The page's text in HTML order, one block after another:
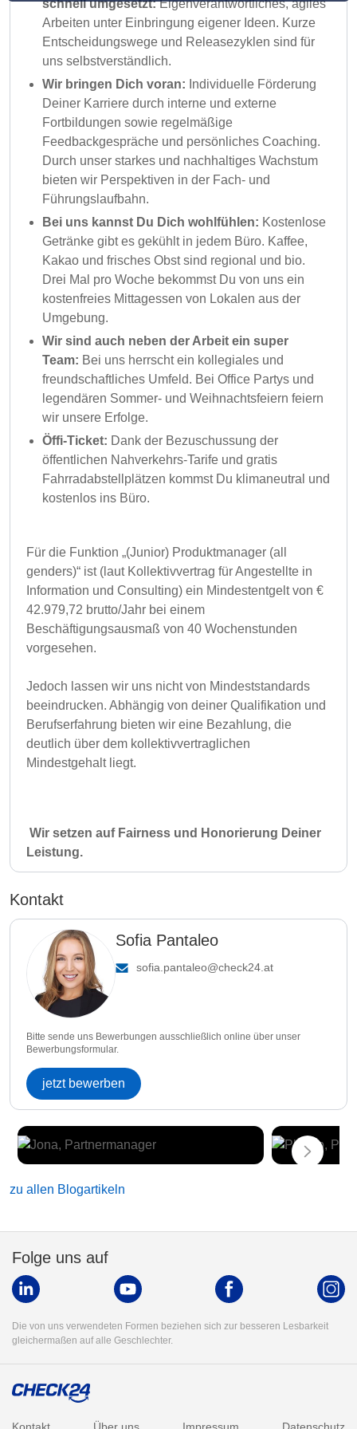
schnell umgesetzt:Eigenverantwortliches, agiles
Arbeiten unter Einbringung eigener Ideen. Kurze
Entscheidungswege und Releasezyklen sind für
uns selbstverständlich.
Wir bringen Dich voran: Individuelle Förderung
Deiner Karriere durch interne und externe
Fortbildungen sowie regelmäßige
Feedbackgespräche und persönliches Coaching.
Durch unser starkes und nachhaltiges Wachstum
bieten wir Perspektiven in der Fach- und
Führungslaufbahn.
Bei uns kannst Du Dich wohlfühlen: Kostenlose
Getränke gibt es gekühlt in jedem Büro. Kaffee,
Kakao und frisches Obst sind regional und bio.
Drei Mal pro Woche bekommst Du von uns ein
kostenfreies Mittagessen von Lokalen aus der
Umgebung.
Wir sind auch neben der Arbeit ein super
Team: Bei uns herrscht ein kollegiales und
freundschaftliches Umfeld. Bei Office Partys und
legendären Sommer- und Weihnachtsfeiern feiern
wir unsere Erfolge.
Öffi-Ticket: Dank der Bezuschussung der
öffentlichen Nahverkehrs-Tarife und gratis
Fahrradabstellplätzen kommst Du klimaneutral und
kostenlos ins Büro.
Für die Funktion „(Junior) Produktmanager (all
genders)“ ist (laut Kollektivvertrag für Angestellte in
Information und Consulting) ein Mindestentgelt von €
42.979,72 brutto/Jahr bei einem
Beschäftigungsausmaß von 40 Wochenstunden
vorgesehen.
Jedoch lassen wir uns nicht von Mindeststandards
beeindrucken. Abhängig von deiner Qualifikation und
Berufserfahrung bieten wir eine Bezahlung, die
deutlich über dem kollektivvertraglichen
Mindestgehalt liegt.
Wir setzen auf Fairness und Honorierung Deiner
Leistung.
Kontakt
Sofia Pantaleo
sofia.pantaleo@check24.at
Bitte sende uns Bewerbungen ausschließlich online über unser
Bewerbungsformular.
jetzt bewerben
zu allen Blogartikeln
Folge uns auf
Die von uns verwendeten Formen beziehen sich zur besseren Lesbarkeit
gleichermaßen auf alle Geschlechter.